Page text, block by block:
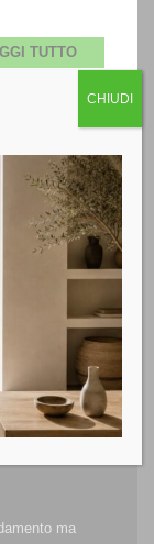
TUTTO
ma
CHIUDI